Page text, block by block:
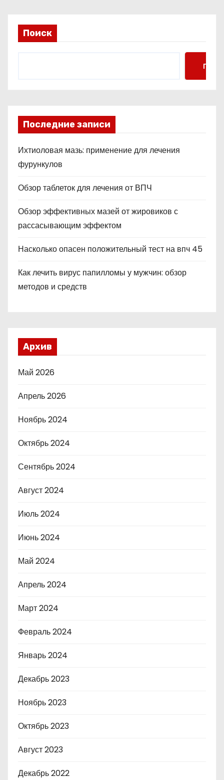
Поиск
Поиск
Последние записи
Ихтиоловая мазь: применение для лечения
фурункулов
Обзор таблеток для лечения от ВПЧ
Обзор эффективных мазей от жировиков с
рассасывающим эффектом
Насколько опасен положительный тест на впч 45
Как лечить вирус папилломы у мужчин: обзор
методов и средств
Архив
Май 2026
Апрель 2026
Ноябрь 2024
Октябрь 2024
Сентябрь 2024
Август 2024
Июль 2024
Июнь 2024
Май 2024
Апрель 2024
Март 2024
Февраль 2024
Январь 2024
Декабрь 2023
Ноябрь 2023
Октябрь 2023
Август 2023
Декабрь 2022